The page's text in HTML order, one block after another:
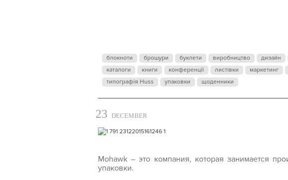
блокноти брошури буклети виробництво дизайн
каталоги
книги конференції листівки маркетинг
типографія Huss
упаковки щоденники
23 DECEMBER
Mohawk– это компания, которая занимается
упаковки.